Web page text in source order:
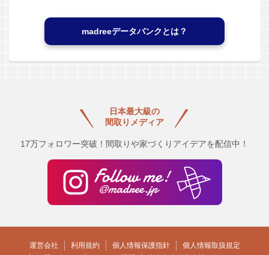
madreeデータバンクとは？
日本最大級の
間取りメディア
17万フォロワー突破！間取りや家づくりアイデアを配信中！
運営会社 利用規約 個人情報保護指針
個人情報取扱規定